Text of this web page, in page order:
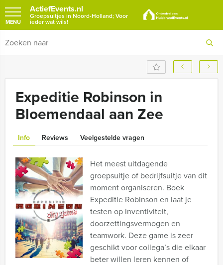
ActiefEvents.nl
Groepsuitjes in Noord-Holland; Voor
ieder wat wils!
MENU
Expeditie Robinson in
Bloemendaal aan Zee
Info Reviews Veelgestelde vragen
Het meest uitdagende
groepsuitje of bedrijfsuitje van dit
moment organiseren. Boek
Expeditie Robinson en laat je
testen op inventiviteit,
doorzettingsvermogen en
teamwork. Deze game is zeer
geschikt voor collega’s die elkaar
beter willen leren kennen of